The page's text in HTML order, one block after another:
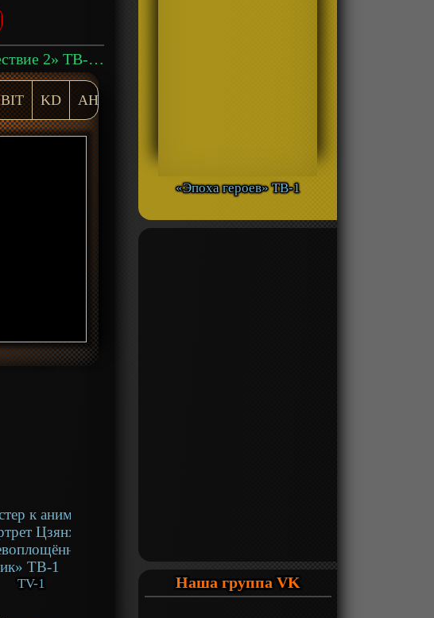
Аниме «Рисуя Горы и Озера: Ночное путешествие 2» ТВ-2 смотреть онлайн
BIT KD AH
TV-1
«Эпоха героев» ТВ-1
Наша группа VK